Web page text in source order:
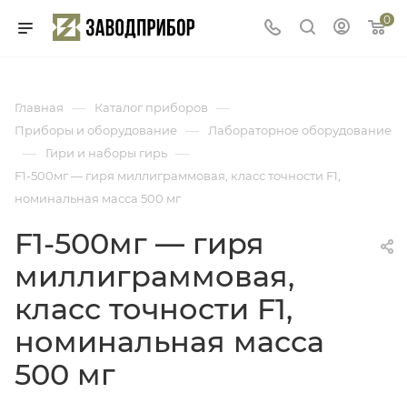
0
Главная — Каталог приборов —
Приборы и оборудование — Лабораторное оборудование
— Гири и наборы гирь —
F1-500мг — гиря миллиграммовая, класс точности F1,
номинальная масса 500 мг
F1-500мг — гиря
миллиграммовая,
класс точности F1,
номинальная масса
500 мг